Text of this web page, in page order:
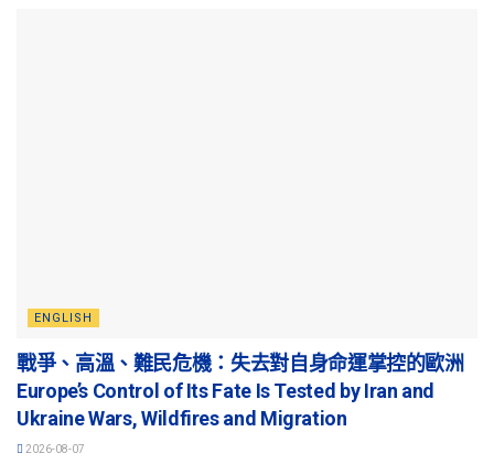
ENGLISH
戰爭、高溫、難民危機：失去對自身命運掌控的歐洲
Europe’s Control of Its Fate Is Tested by Iran and
Ukraine Wars, Wildfires and Migration
2026-08-07